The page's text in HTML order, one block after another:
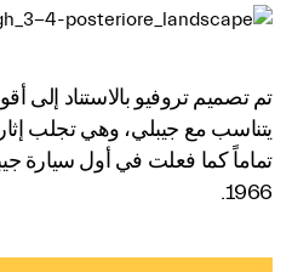
يتناسب مع جيبلي، وهي تجلب
1966.